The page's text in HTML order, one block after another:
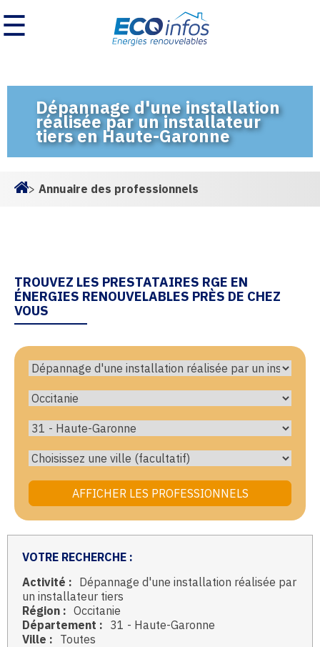
☰
Dépannage d'une installation
réalisée par un installateur
tiers en Haute-Garonne
> Annuaire des professionnels
TROUVEZ LES PRESTATAIRES RGE EN
ÉNERGIES RENOUVELABLES PRÈS DE CHEZ
VOUS
VOTRE RECHERCHE :
Activité : Dépannage d'une installation réalisée par
un installateur tiers
Région : Occitanie
Département : 31 - Haute-Garonne
Ville : Toutes